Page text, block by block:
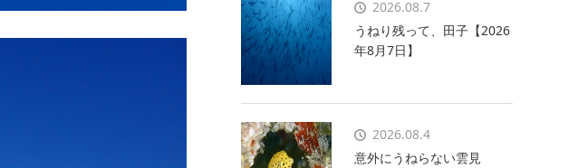
2026.08.7
うねり残って、田子【2026
年8月7日】
2026.08.4
意外にうねらない雲見